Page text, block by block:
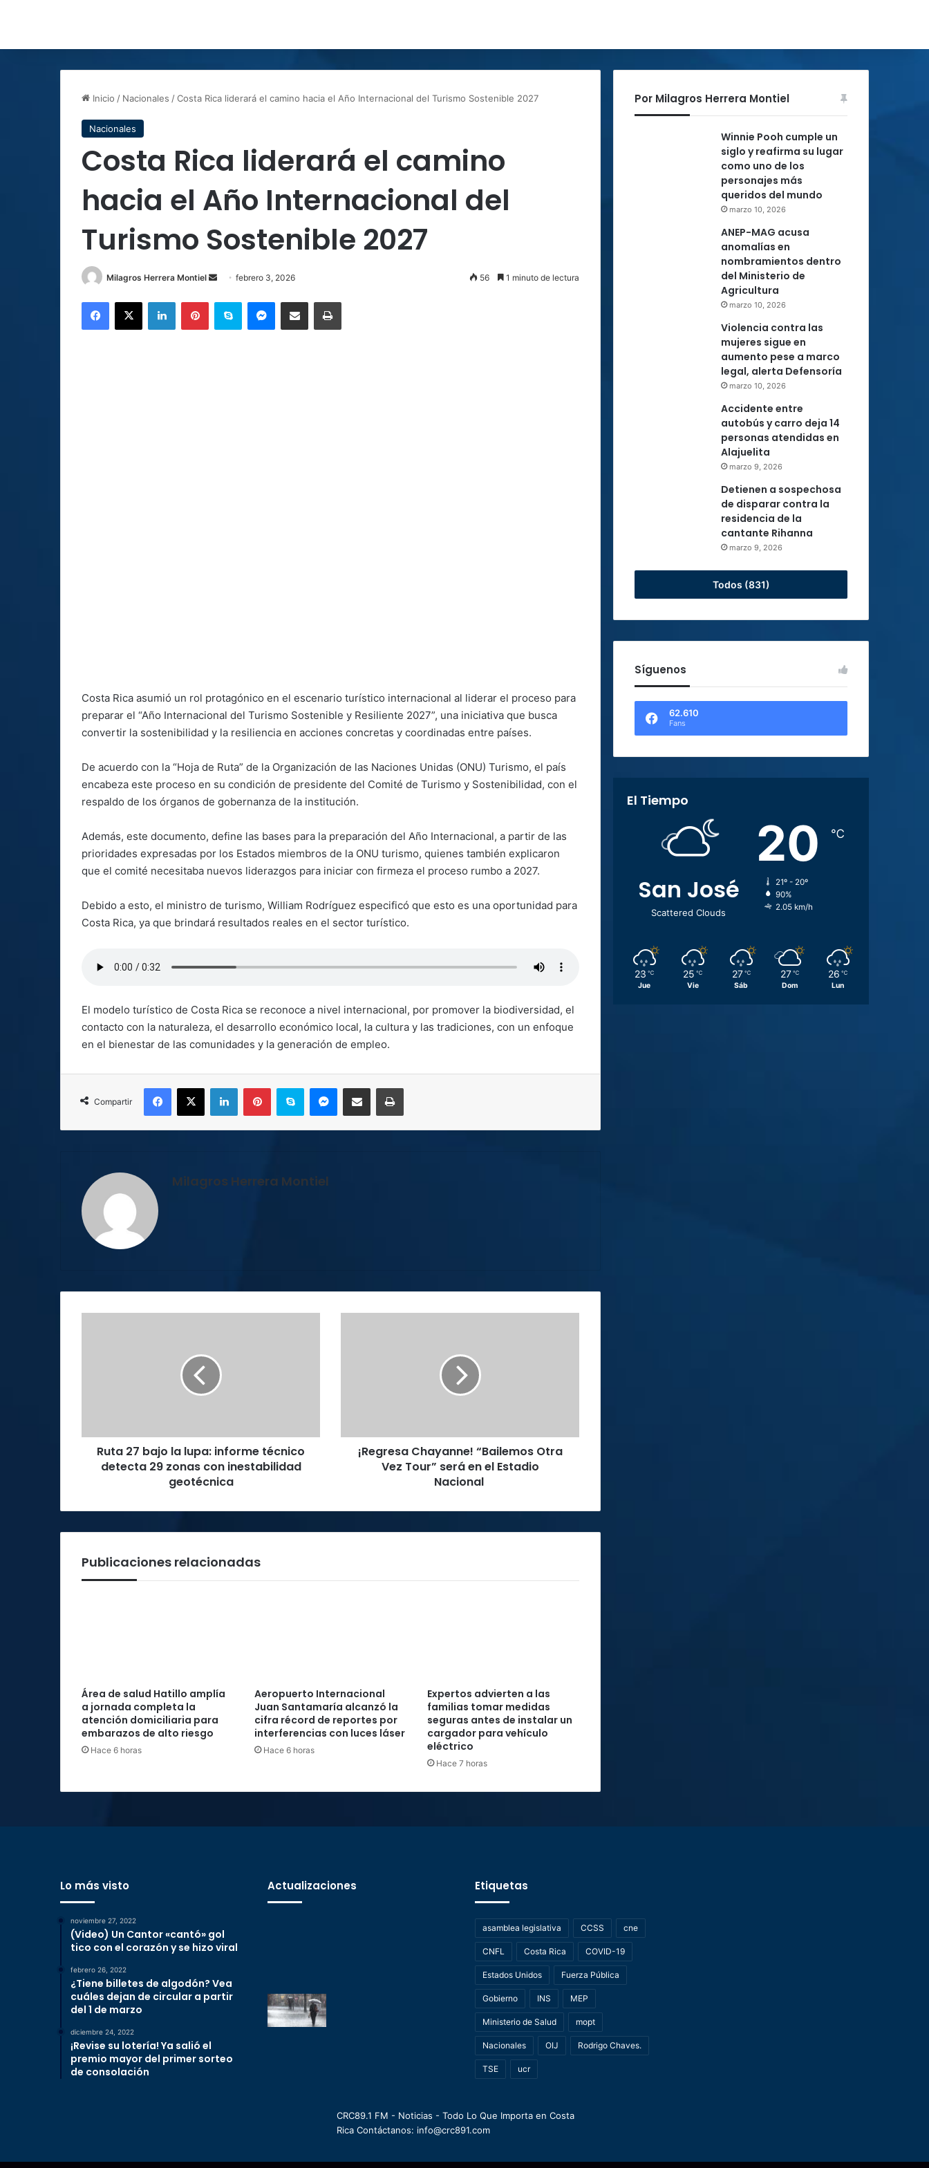
Inicio / Nacionales /Costa Rica liderará el camino hacia el Año Internacional del Turismo Sostenible 2027
Nacionales
Costa Rica liderará el camino
hacia el Año Internacional del
Turismo Sostenible 2027
Milagros Herrera Montiel
Send
email
febrero 3, 2026 56 1 minuto de lectura
Facebook
X LinkedInPinterestSkype MessengerCompartir por correo electrónicoImprimir
Costa Rica asumió un rol protagónico en el escenario turístico internacional al liderar el proceso para
preparar el “Año Internacional del Turismo Sostenible y Resiliente 2027”, una iniciativa que busca
convertir la sostenibilidad y la resiliencia en acciones concretas y coordinadas entre países.
De acuerdo con la “Hoja de Ruta” de la Organización de las Naciones Unidas (ONU) Turismo, el país
encabeza este proceso en su condición de presidente del Comité de Turismo y Sostenibilidad, con el
respaldo de los órganos de gobernanza de la institución.
Además, este documento, define las bases para la preparación del Año Internacional, a partir de las
prioridades expresadas por los Estados miembros de la ONU turismo, quienes también explicaron
que el comité necesitaba nuevos liderazgos para iniciar con firmeza el proceso rumbo a 2027.
Debido a esto, el ministro de turismo, William Rodríguez especificó que esto es una oportunidad para
Costa Rica, ya que brindará resultados reales en el sector turístico.
El modelo turístico de Costa Rica se reconoce a nivel internacional, por promover la biodiversidad, el
contacto con la naturaleza, el desarrollo económico local, la cultura y las tradiciones, con un enfoque
en el bienestar de las comunidades y la generación de empleo.
Compartir
Facebook
X LinkedInPinterestSkype MessengerCompartir por correo electrónicoImprimir
Milagros Herrera Montiel
29
zonasRuta 27 bajo la lupa: informe técnico
detecta 29 zonas con inestabilidad
geotécnica
el
Estadio¡Regresa Chayanne! “Bailemos Otra
Vez Tour” será en el Estadio
Nacional
Publicaciones relacionadas
Área de salud Hatillo amplía
a jornada completa la
atención domiciliaria para
embarazos de alto riesgo
Hace 6 horas
Aeropuerto Internacional
Juan Santamaría alcanzó la
cifra récord de reportes por
interferencias con luces láser
Hace 6 horas
Expertos advierten a las
familias tomar medidas
seguras antes de instalar un
cargador para vehículo
eléctrico
Hace 7 horas
Por Milagros Herrera Montiel
Winnie Pooh cumple un
siglo y reafirma su lugar
como uno de los
personajes más
queridos del mundo
marzo 10, 2026
ANEP-MAG acusa
anomalías en
nombramientos dentro
del Ministerio de
Agricultura
marzo 10, 2026
Violencia contra las
mujeres sigue en
aumento pese a marco
legal, alerta Defensoría
marzo 10, 2026
Accidente entre
autobús y carro deja 14
personas atendidas en
Alajuelita
marzo 9, 2026
Detienen a sospechosa
de disparar contra la
residencia de la
cantante Rihanna
marzo 9, 2026
Todos (831)
Síguenos
62.610
Fans
El Tiempo
San José
Scattered Clouds
20 ℃
21º - 20º
90%
2.05 km/h
23 ℃
Jue
25 ℃
Vie
27 ℃
Sáb
27 ℃
Dom
26 ℃
Lun
Lo más visto
noviembre 27, 2022
(Video) Un Cantor «cantó» gol
tico con el corazón y se hizo viral
febrero 26, 2022
¿Tiene billetes de algodón? Vea
cuáles dejan de circular a partir
del 1 de marzo
diciembre 24, 2022
¡Revise su lotería! Ya salió el
premio mayor del primer sorteo
de consolación
Actualizaciones Etiquetas
asamblea legislativa CCSS cne
CNFL Costa Rica COVID-19
Estados Unidos Fuerza Pública
Gobierno INS MEP
Ministerio de Salud mopt
Nacionales OIJ Rodrigo Chaves.
TSE ucr
CRC89.1 FM - Noticias - Todo Lo Que Importa en Costa
Rica Contáctanos: info@crc891.com